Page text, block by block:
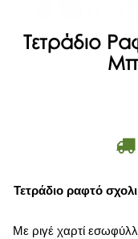
Τετράδιο
Τετράδιο ραφτό
Με ριγέ χαρτί